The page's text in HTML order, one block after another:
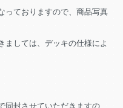
っておりますので、商品写真
しては、デッキの仕様によ
同封させていただきますの